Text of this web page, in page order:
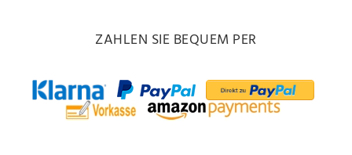
ZAHLEN SIE BEQUEM PER